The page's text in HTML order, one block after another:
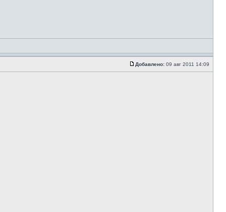
Добавлено: 09 авг 2011 14:09